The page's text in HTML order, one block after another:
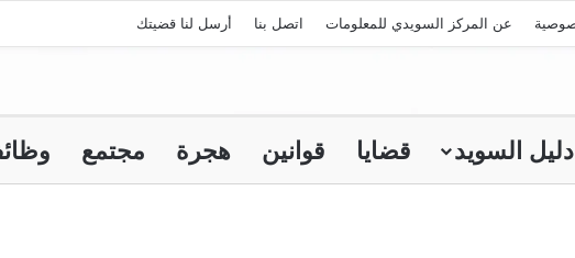
عن المركز السويدي للمعلومات اتصل بنا أرسل لنا قضيتك
دليل السويد قضايا قوانين هجرة مجتمع